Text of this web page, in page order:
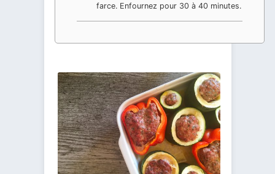
farce. Enfournez pour 30 à 40 minutes.